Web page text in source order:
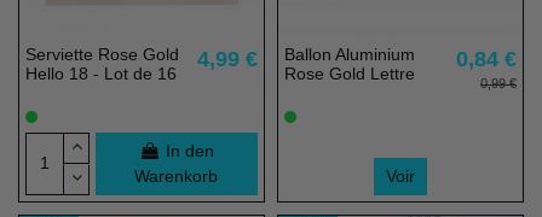
Serviette Rose Gold
Hello 18 - Lot de 16
4,99 €
In den
Warenkorb
Ballon Aluminium
Rose Gold Lettre
0,84 €
0,99 €
Voir